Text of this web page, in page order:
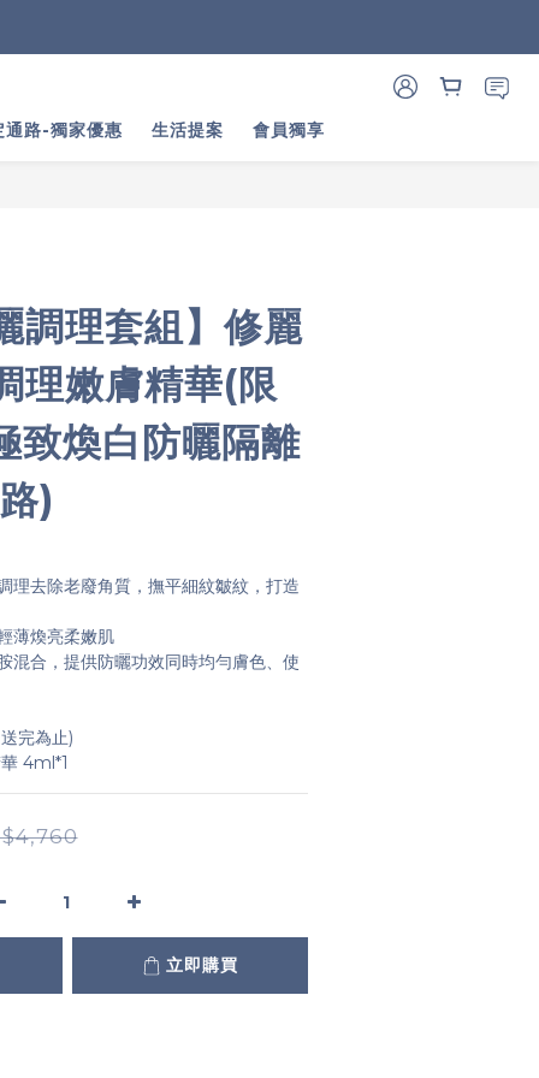
通路-獨家優惠 生活提案 會員獨享
調理套組】修麗
理嫩膚精華(限
致煥白防曬隔離
)
去除老廢角質，撫平細紋皺紋，打造
薄煥亮柔嫩肌
合，提供防曬功效同時均勻膚色、使
完為止)
4ml*1
立即購買